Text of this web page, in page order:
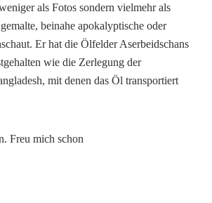
als Fotos sondern vielmehr als
beinahe apokalyptische oder
Er hat die Ölfelder Aserbeidschans
wie die Zerlegung der
mit denen das Öl transportiert
Freu mich schon